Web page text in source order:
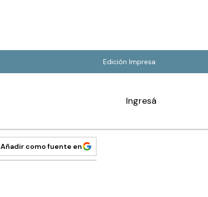
Edición Impresa
Ingresá
Añadir como fuente en